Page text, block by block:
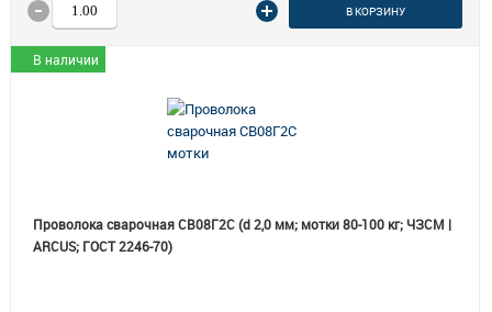
В КОРЗИНУ
В наличии
Проволока сварочная СВ08Г2С (d 2,0 мм; мотки 80-100 кг; ЧЗСМ |
ARCUS; ГОСТ 2246-70)